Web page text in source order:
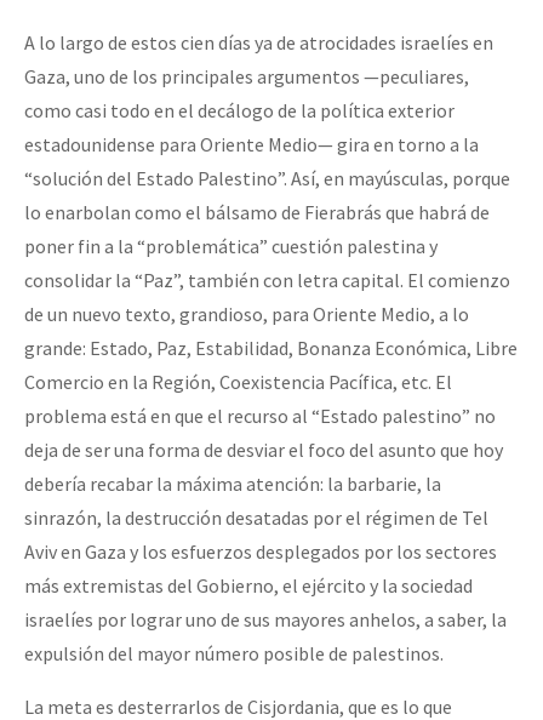
MULTIMEDIA
Audio
Fotorreportaje
Otras secciones
Semillero Guerra contra la Humanidad. (Las poblaciones y
la naturaleza bajo asedio)
Libros para descargar
Medios Libres
COVID-19
Eventos
Contacto
Se o México sabe, que o mundo saiba! Nossas lutas pela
[25 abr – CDMX] Tokín por el CNI: 30 años de Resistencia y
A lo largo de estos cien días ya de atrocidades israelíes en
Gaza, uno de los principales argumentos —peculiares,
como casi todo en el decálogo de la política exterior
estadounidense para Oriente Medio— gira en torno a la
“solución del Estado Palestino”. Así, en mayúsculas, porque
lo enarbolan como el bálsamo de Fierabrás que habrá de
poner fin a la “problemática” cuestión palestina y
consolidar la “Paz”, también con letra capital. El comienzo
de un nuevo texto, grandioso, para Oriente Medio, a lo
grande: Estado, Paz, Estabilidad, Bonanza Económica, Libre
Comercio en la Región, Coexistencia Pacífica, etc. El
problema está en que el recurso al “Estado palestino” no
deja de ser una forma de desviar el foco del asunto que hoy
debería recabar la máxima atención: la barbarie, la
sinrazón, la destrucción desatadas por el régimen de Tel
Aviv en Gaza y los esfuerzos desplegados por los sectores
más extremistas del Gobierno, el ejército y la sociedad
israelíes por lograr uno de sus mayores anhelos, a saber, la
expulsión del mayor número posible de palestinos.
La meta es desterrarlos de Cisjordania, que es lo que